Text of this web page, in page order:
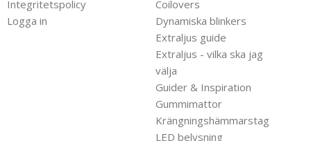
Integritetspolicy
Logga in
Coilovers
Dynamiska blinkers
Extraljus guide
Extraljus - vilka ska jag
välja
Guider & Inspiration
Gummimattor
Krängningshämmarstag
LED belysning